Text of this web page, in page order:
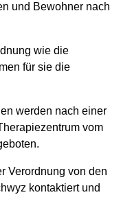
und Bewohner nach
wie die
für sie die
werden nach einer
vom
Verordnung von den
kontaktiert und